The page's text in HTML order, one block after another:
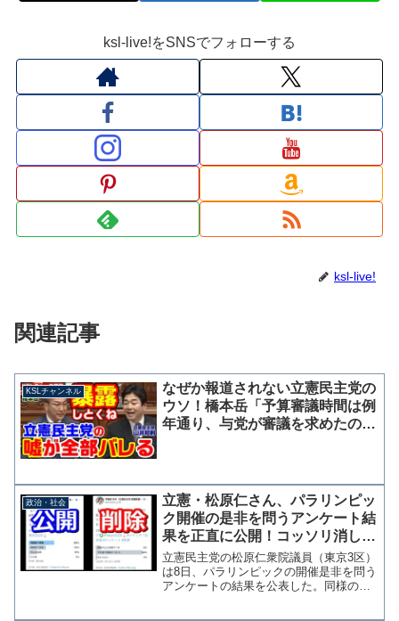
ksl-live!をSNSでフォローする
ksl-live!
関連記事
KSLチャンネル
なぜか報道されない立憲民主党の
ウソ！橋本岳「予算審議時間は例
年通り、与党が審議を求めたのに
政治・社会
立憲・松原仁さん、パラリンピッ
ク開催の是非を問うアンケート結
果を正直に公開！コッソリ消した
早稲田ゆきさんとは大違い
立憲民主党の松原仁衆院議員（東京3区）
は8日、パラリンピックの開催是非を問う
アンケートの結果を公表した。同様のア